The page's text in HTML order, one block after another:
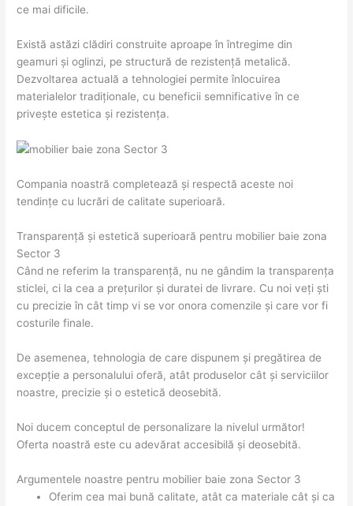
ce mai dificile.
Există astăzi clădiri construite aproape în întregime din
geamuri și oglinzi, pe structură de rezistență metalică.
Dezvoltarea actuală a tehnologiei permite înlocuirea
materialelor tradiționale, cu beneficii semnificative în ce
privește estetica și rezistența.
Compania noastră completează și respectă aceste noi
tendințe cu lucrări de calitate superioară.
Transparență și estetică superioară pentru mobilier baie zona
Sector 3
Când ne referim la transparență, nu ne gândim la transparența
sticlei, ci la cea a prețurilor și duratei de livrare. Cu noi veți ști
cu precizie în cât timp vi se vor onora comenzile și care vor fi
costurile finale.
De asemenea, tehnologia de care dispunem și pregătirea de
excepție a personalului oferă, atât produselor cât și serviciilor
noastre, precizie și o estetică deosebită.
Noi ducem conceptul de personalizare la nivelul următor!
Oferta noastră este cu adevărat accesibilă și deosebită.
Argumentele noastre pentru mobilier baie zona Sector 3
Oferim cea mai bună calitate, atât ca materiale cât și ca